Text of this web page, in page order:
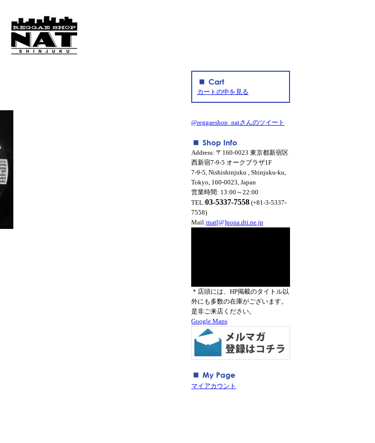
カートの中を見る
@reggaeshop_natさんのツイート
Address: 〒160-0023 東京都新宿区
西新宿7-9-5 オークプラザ1F
7-9-5, Nishishinjuku , Shinjuku-ku,
Tokyo, 160-0023, Japan
営業時間: 13:00～22:00
TEL:03-5337-7558 (+81-3-5337-
7558)
Mail:rnat[@]nona.dti.ne.jp
＊店頭には、HP掲載のタイトル以
外にも多数の在庫がございます。
是非ご来店ください。
Google Maps
マイアカウント